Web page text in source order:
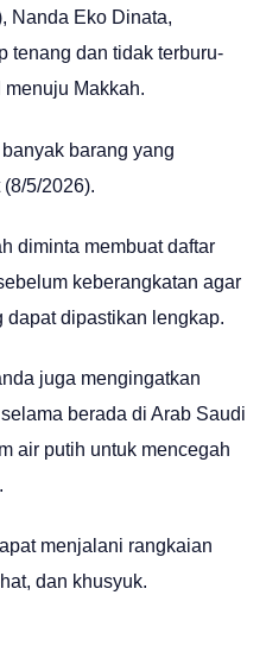
Nanda Eko Dinata,
tenang dan tidak terburu-
Makkah.
barang yang
5/2026).
diminta membuat daftar
keberangkatan agar
dipastikan lengkap.
juga mengingatkan
berada di Arab Saudi
air putih untuk mencegah
menjalani rangkaian
dan khusyuk.